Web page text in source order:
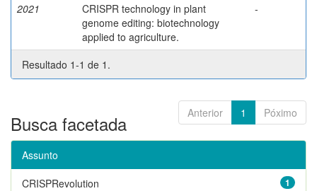
2021
CRISPR technology in plant
genome editing: biotechnology
applied to agriculture.
-
Resultado 1-1 de 1.
Anterior 1 Póximo
Busca facetada
Assunto
1
CRISPRevolution